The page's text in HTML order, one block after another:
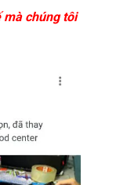
mà chúng tôi